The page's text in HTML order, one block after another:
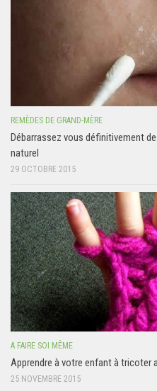
REMÈDES DE GRAND-MÈRE
Débarrassez vous définitivement
naturel
29 OCTOBRE 2015
A FAIRE SOI MÊME
Apprendre à votre enfant à tricoter
25 NOVEMBRE 2015